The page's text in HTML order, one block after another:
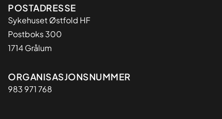
Adresse
POSTADRESSE
Sykehuset Østfold HF
Postboks 300
1714 Grålum
Organisasjon
ORGANISASJONSNUMMER
983 971 768